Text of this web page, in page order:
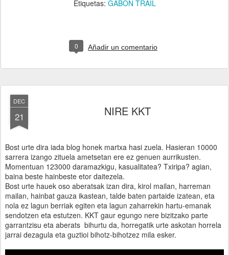
Etiquetas: GABON TRAIL
0 Añadir un comentario
DEC
21 NIRE KKT
Bost urte dira iada blog honek martxa hasi zuela. Hasieran 10000
sarrera izango zituela ametsetan ere ez genuen aurrikusten.
Momentuan 123000 daramazkigu, kasualitatea? Txiripa? agian,
baina beste hainbeste etor daitezela.
Bost urte hauek oso aberatsak izan dira, kirol mailan, harreman
mailan, hainbat gauza ikastean, talde baten partaide izatean, eta
nola ez lagun berriak egiten eta lagun zaharrekin hartu-emanak
sendotzen eta estutzen. KKT gaur egungo nere bizitzako parte
garrantzisu eta aberats bihurtu da, horregatik urte askotan horrela
jarrai dezagula eta guztioi bihotz-bihotzez mila esker.